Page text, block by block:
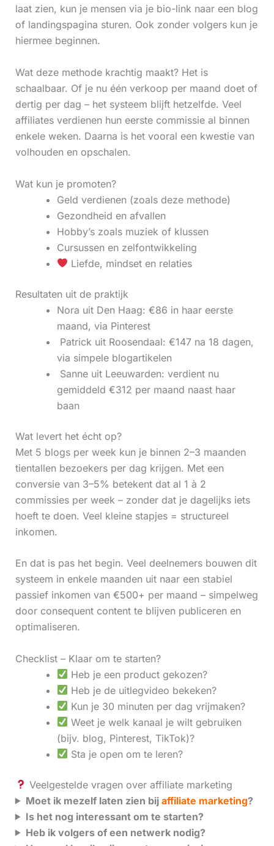
laat zien, kun je mensen via je bio-link naar een blog
of landingspagina sturen. Ook zonder volgers kun je
hiermee beginnen.
Wat deze methode krachtig maakt? Het is
schaalbaar. Of je nu één verkoop per maand doet of
dertig per dag – het systeem blijft hetzelfde. Veel
affiliates verdienen hun eerste commissie al binnen
enkele weken. Daarna is het vooral een kwestie van
volhouden en opschalen.
Wat kun je promoten?
Geld verdienen (zoals deze methode)
Gezondheid en afvallen
Hobby’s zoals muziek of klussen
Cursussen en zelfontwikkeling
Liefde, mindset en relaties
Resultaten uit de praktijk
Nora uit Den Haag: €86 in haar eerste
maand, via Pinterest
‍ Patrick uit Roosendaal: €147 na 18 dagen,
via simpele blogartikelen
‍ Sanne uit Leeuwarden: verdient nu
gemiddeld €312 per maand naast haar
baan
Wat levert het écht op?
Met 5 blogs per week kun je binnen 2–3 maanden
tientallen bezoekers per dag krijgen. Met een
conversie van 3–5% betekent dat al 1 à 2
commissies per week – zonder dat je dagelijks iets
hoeft te doen. Veel kleine stapjes = structureel
inkomen.
En dat is pas het begin. Veel deelnemers bouwen dit
systeem in enkele maanden uit naar een stabiel
passief inkomen van €500+ per maand – simpelweg
door consequent content te blijven publiceren en
optimaliseren.
Checklist – Klaar om te starten?
Heb je een product gekozen?
Heb je de uitlegvideo bekeken?
Kun je 30 minuten per dag vrijmaken?
Weet je welk kanaal je wilt gebruiken
(bijv. blog, Pinterest, TikTok)?
Sta je open om te leren?
Veelgestelde vragen over affiliate marketing
Moet ik mezelf laten zien bij affiliate marketing?
Is het nog interessant om te starten?
Heb ik volgers of een netwerk nodig?